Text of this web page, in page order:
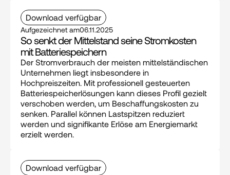
Download verfügbar
Aufgezeichnet am06.11.2025
So senkt der Mittelstand seine Stromkosten
mit Batteriespeichern
Der Stromverbrauch der meisten mittelständischen
Unternehmen liegt insbesondere in
Hochpreiszeiten. Mit professionell gesteuerten
Batteriespeicherlösungen kann dieses Profil gezielt
verschoben werden, um Beschaffungskosten zu
senken. Parallel können Lastspitzen reduziert
werden und signifikante Erlöse am Energiemarkt
erzielt werden.
Download verfügbar